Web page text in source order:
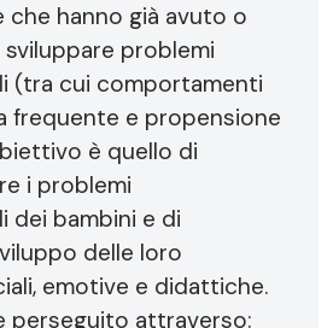
che hanno già avuto o
problemi
(tra cui comportamenti
frequente e propensione
è quello di
i problemi
dei bambini e di
delle loro
emotive e didattiche.
perseguito attraverso: